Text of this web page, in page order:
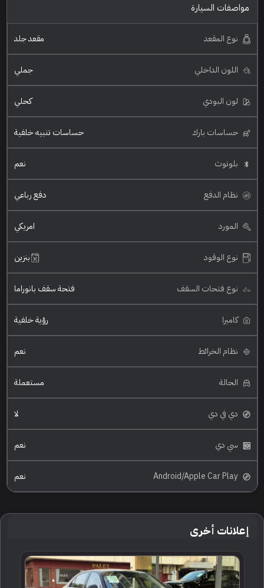
مواصفات السيارة
نوع المقعد مقعد جلد
اللون الداخلي جملي
لون البودي كحلي
حساسات بارك حساسات تنبيه خلفية
بلوتوث نعم
نظام الدفع دفع رباعي
المورد امريكي
نوع الوقود بنزين
نوع فتحات السقف فتحة سقف بانوراما
كاميرا رؤية خلفية
نظام الخرائط نعم
الحالة مستعملة
دي في دي لا
سي دي نعم
Android/Apple Car Play نعم
إعلانات أخرى